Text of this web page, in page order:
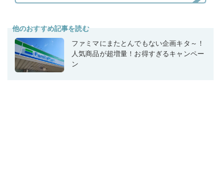
他のおすすめ記事を読む
ファミマにまたとんでもない企画キタ～！
人気商品が超増量！お得すぎるキャンペー
ン